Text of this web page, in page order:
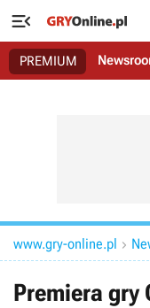

PREMIUM
www.gry-online.pl 
Premiera gry